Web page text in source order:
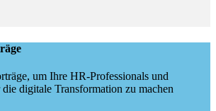
um Ihre HR-Professionals und
digitale Transformation zu machen